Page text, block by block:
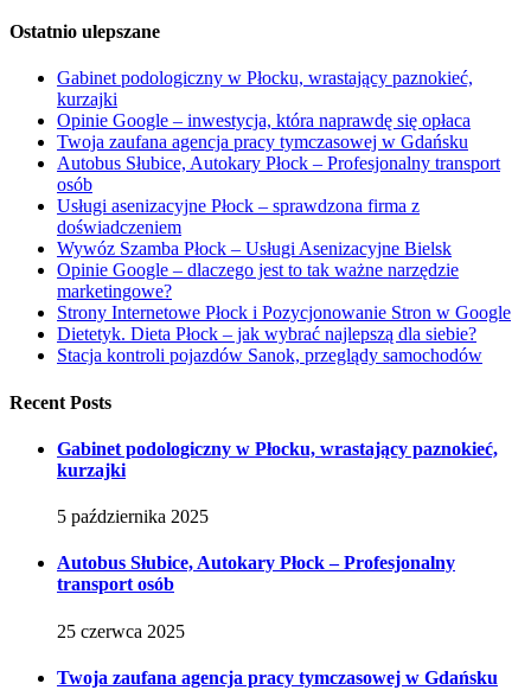
Ostatnio ulepszane
Gabinet podologiczny w Płocku, wrastający paznokieć,
kurzajki
Opinie Google – inwestycja, która naprawdę się opłaca
Twoja zaufana agencja pracy tymczasowej w Gdańsku
Autobus Słubice, Autokary Płock – Profesjonalny transport
osób
Usługi asenizacyjne Płock – sprawdzona firma z
doświadczeniem
Wywóz Szamba Płock – Usługi Asenizacyjne Bielsk
Opinie Google – dlaczego jest to tak ważne narzędzie
marketingowe?
Strony Internetowe Płock i Pozycjonowanie Stron w Google
Dietetyk. Dieta Płock – jak wybrać najlepszą dla siebie?
Stacja kontroli pojazdów Sanok, przeglądy samochodów
Recent Posts
Gabinet podologiczny w Płocku, wrastający paznokieć,
kurzajki
5 października 2025
Autobus Słubice, Autokary Płock – Profesjonalny
transport osób
25 czerwca 2025
Twoja zaufana agencja pracy tymczasowej w Gdańsku